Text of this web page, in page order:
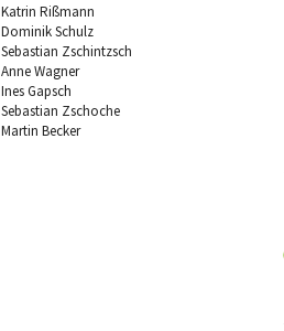
Katrin Rißmann
Dominik Schulz
Sebastian Zschintzsch
Anne Wagner
Ines Gapsch
Sebastian Zschoche
Martin Becker